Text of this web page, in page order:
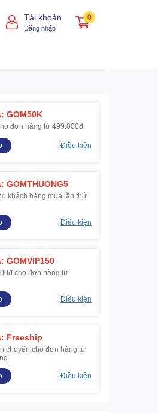
Tài khoản
Đăng nhập
0
GOM50K
đơn hàng từ 499.000đ
Điều kiện
GOMTHUONG5
khách hàng mua lần thứ
Điều kiện
GOMVIP150
cho đơn hàng từ
Điều kiện
Freeship
chuyển cho đơn hàng từ
Điều kiện